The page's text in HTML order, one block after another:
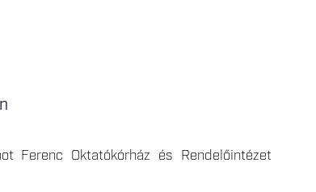
Ferenc Oktatókórház és Rendelőintézet